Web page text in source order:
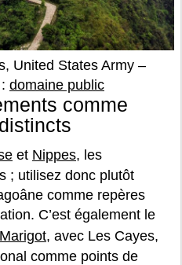
United States Army –
domaine public
comme
et Nippes, les
; utilisez donc plutôt
comme repères
C’est également le
Marigot, avec Les Cayes,
comme points de